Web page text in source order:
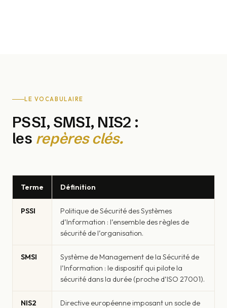
LE VOCABULAIRE
PSSI, SMSI, NIS2 :
les repères clés.
Terme Définition
PSSI
Politique de Sécurité des Systèmes
d’Information : l’ensemble des règles de
sécurité de l’organisation.
SMSI
Système de Management de la Sécurité de
l’Information : le dispositif qui pilote la
sécurité dans la durée (proche d’ISO 27001).
NIS2
Directive européenne imposant un socle de